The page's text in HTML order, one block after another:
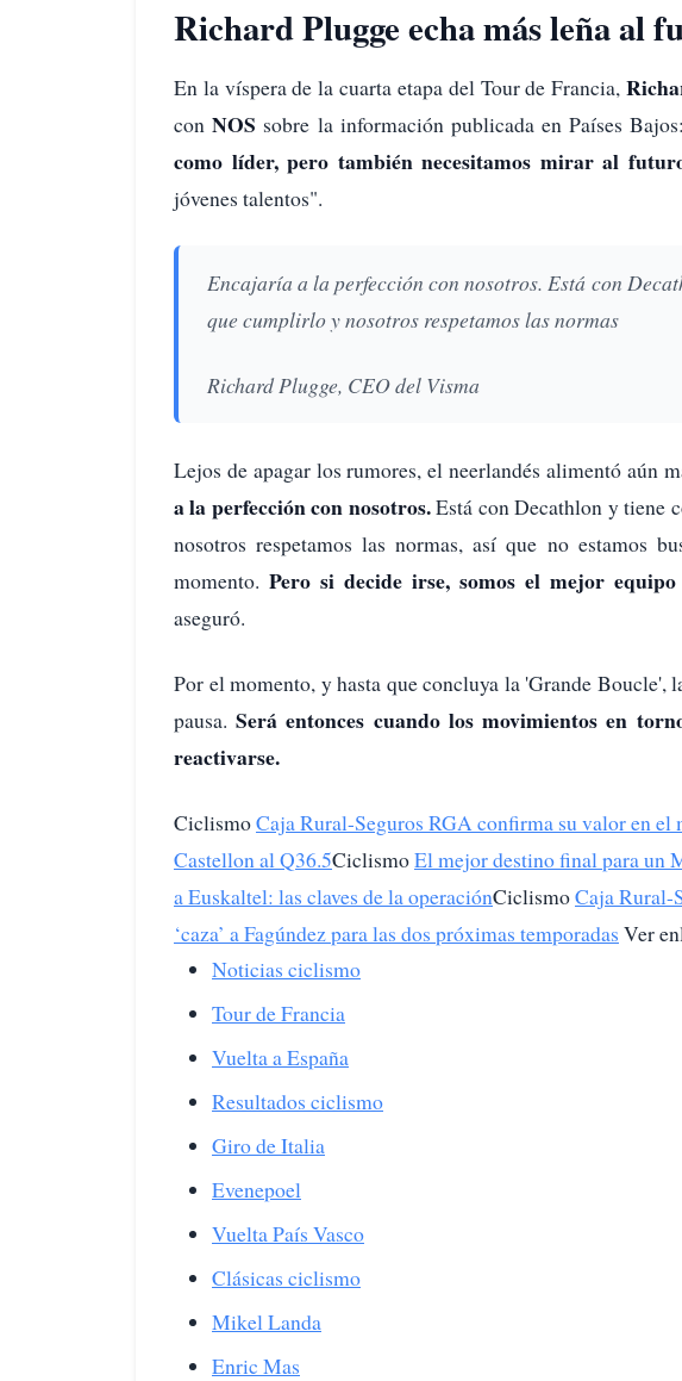
Richard Plugge echa más leña al
En la víspera de la cuarta etapa del Tour de Francia,
conNOS sobre la información publicada en Países
como líder, pero también necesitamos mirar al
jóvenes talentos".
Encajaría a la perfección con nosotros. Está con
que cumplirlo y nosotros respetamos las normas
Richard Plugge, CEO del Visma
Lejos de apagar los rumores, el neerlandés alimentó aún
a la perfección con nosotros.Está con Decathlon y tiene
nosotros respetamos las normas, así que no estamos
momento. Pero si decide irse, somos el mejor
aseguró.
Por el momento, y hasta que concluya la 'Grande Boucle',
pausa.Será entonces cuando los movimientos en
reactivarse.
CiclismoCaja Rural-Seguros RGA confirma su valor en el
Castellon al Q36.5CiclismoEl mejor destino final para un
a Euskaltel: las claves de la operaciónCiclismoCaja Rural-
‘caza’ a Fagúndez para las dos próximas temporadas Ver
Noticias ciclismo
Tour de Francia
Vuelta a España
Resultados ciclismo
Giro de Italia
Evenepoel
Vuelta País Vasco
Clásicas ciclismo
Mikel Landa
Enric Mas